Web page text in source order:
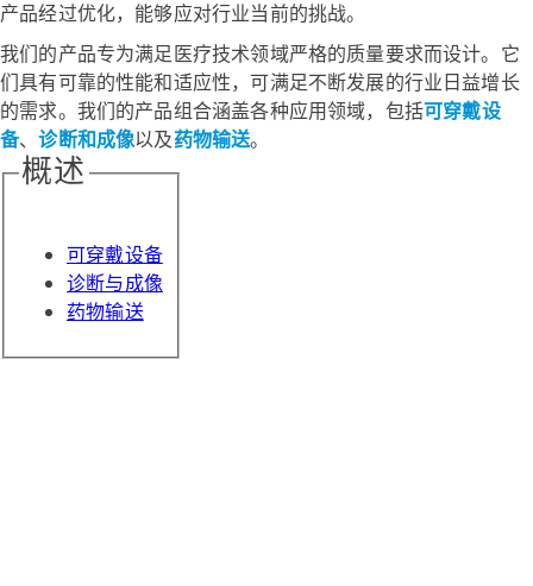
产品经过优化，能够应对行业当前的挑战。
我们的产品专为满足医疗技术领域严格的质量要求而设计。它
们具有可靠的性能和适应性，可满足不断发展的行业日益增长
的需求。我们的产品组合涵盖各种应用领域，包括可穿戴设
备、诊断和成像以及药物输送。
概述
可穿戴设备
诊断与成像
药物输送